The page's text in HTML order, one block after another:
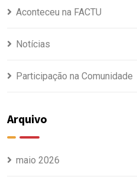
Aconteceu na FACTU
Notícias
Participação na Comunidade
Arquivo
maio 2026